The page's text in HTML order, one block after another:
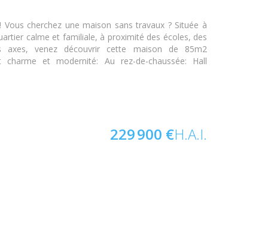
Vous cherchez une maison sans travaux ? Située à
calme et familiale, à proximité des écoles, des
axes, venez découvrir cette maison de 85m2
charme et modernité: Au rez-de-chaussée: Hall
229 900 €H.A.I.